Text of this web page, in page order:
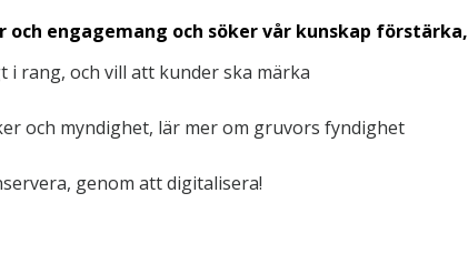
och engagemang och söker vår kunskap förstärka,
i rang, och vill att kunder ska märka
och myndighet, lär mer om gruvors fyndighet
genom att digitalisera!